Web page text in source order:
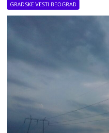
GRADSKE VESTI BEOGRAD